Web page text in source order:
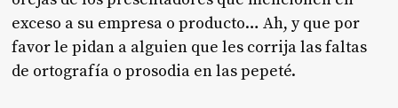
exceso a su empresa o producto… Ah, y que por
favor le pidan a alguien que les corrija las faltas
de ortografía o prosodia en las pepeté.